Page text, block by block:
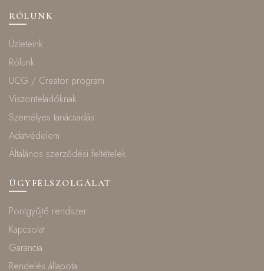
RÓLUNK
Üzleteink
Rólunk
UCG / Creator program
Viszonteladóknak
Személyes tanácsadás
Adatvédelem
Általános szerződési feltételek
ÜGYFÉLSZOLGÁLAT
Pontgyűjtő rendszer
Kapcsolat
Garancia
Rendelés állapota